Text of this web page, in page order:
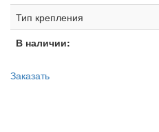
Тип крепления
В наличии:
Заказать